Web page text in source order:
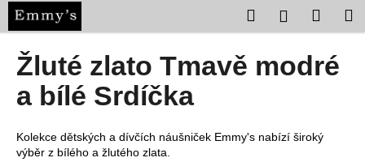
obsah
Hledat Přihlášení
Žluté zlato Tmavě modré
a bílé Srdíčka
Kolekce dětských a dívčích náušniček Emmy's nabízí široký
výběr z bílého a žlutého zlata.
o
C
o
p
o